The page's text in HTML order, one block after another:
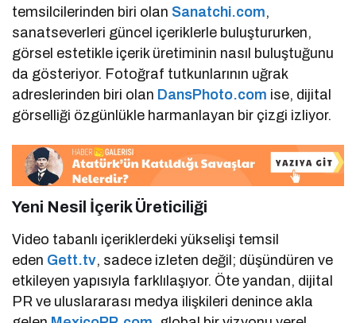
temsilcilerinden biri olan Sanatchi.com,
sanatseverleri güncel içeriklerle buluştururken,
görsel estetikle içerik üretiminin nasıl buluştuğunu
da gösteriyor. Fotoğraf tutkunlarının uğrak
adreslerinden biri olan DansPhoto.com ise, dijital
görselliği özgünlükle harmanlayan bir çizgi izliyor.
Yeni Nesil İçerik Üreticiliği
Video tabanlı içeriklerdeki yükselişi temsil
eden Gett.tv, sadece izleten değil; düşündüren ve
etkileyen yapısıyla farklılaşıyor. Öte yandan, dijital
PR ve uluslararası medya ilişkileri denince akla